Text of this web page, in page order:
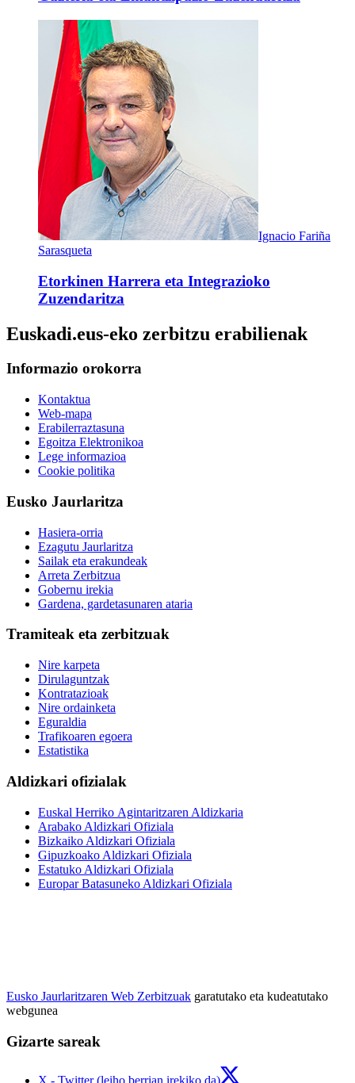
Ignacio Fariña
Sarasqueta
Etorkinen Harrera eta Integrazioko
Zuzendaritza
Euskadi.eus-eko zerbitzu erabilienak
Informazio orokorra
Kontaktua
Web-mapa
Erabilerraztasuna
Egoitza Elektronikoa
Lege informazioa
Cookie politika
Eusko Jaurlaritza
Hasiera-orria
Ezagutu Jaurlaritza
Sailak eta erakundeak
Arreta Zerbitzua
Gobernu irekia
Gardena, gardetasunaren ataria
Tramiteak eta zerbitzuak
Nire karpeta
Dirulaguntzak
Kontratazioak
Nire ordainketa
Eguraldia
Trafikoaren egoera
Estatistika
Aldizkari ofizialak
Euskal Herriko Agintaritzaren Aldizkaria
Arabako Aldizkari Ofiziala
Bizkaiko Aldizkari Ofiziala
Gipuzkoako Aldizkari Ofiziala
Estatuko Aldizkari Ofiziala
Europar Batasuneko Aldizkari Ofiziala
Eusko Jaurlaritzaren Web Zerbitzuak garatutako eta kudeatutako
webgunea
Gizarte sareak
X - Twitter (leiho berrian irekiko da)